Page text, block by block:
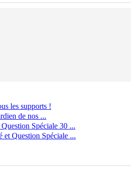
les supports !
de nos ...
Spéciale 30 ...
Question Spéciale ...